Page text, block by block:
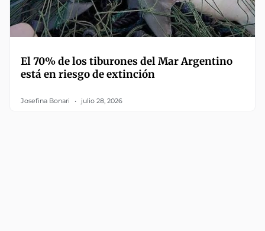
El 70% de los tiburones del Mar Argentino
está en riesgo de extinción
Josefina Bonari julio 28, 2026